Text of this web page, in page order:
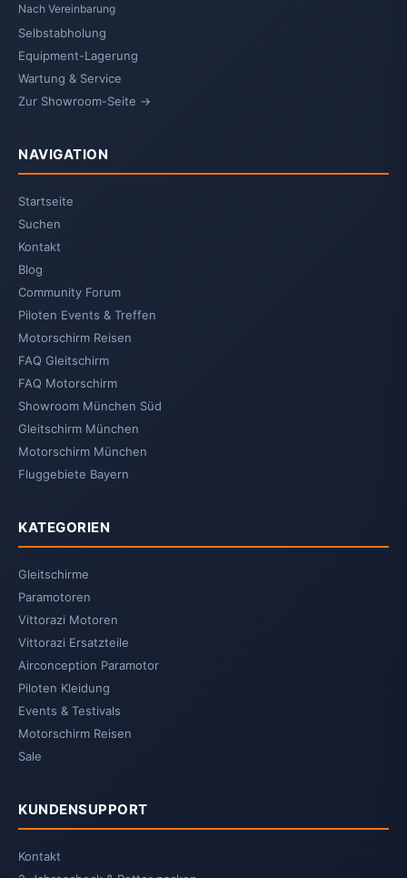
Nach Vereinbarung
Selbstabholung
Equipment-Lagerung
Wartung & Service
Zur Showroom-Seite →
NAVIGATION
Startseite
Suchen
Kontakt
Blog
Community Forum
Piloten Events & Treffen
Motorschirm Reisen
FAQ Gleitschirm
FAQ Motorschirm
Showroom München Süd
Gleitschirm München
Motorschirm München
Fluggebiete Bayern
KATEGORIEN
Gleitschirme
Paramotoren
Vittorazi Motoren
Vittorazi Ersatzteile
Airconception Paramotor
Piloten Kleidung
Events & Testivals
Motorschirm Reisen
Sale
KUNDENSUPPORT
Kontakt